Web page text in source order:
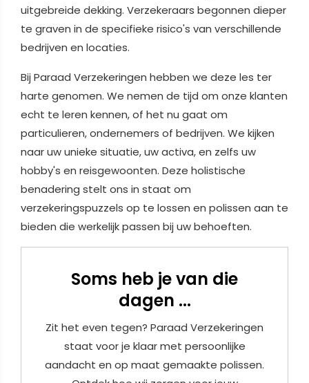
uitgebreide dekking. Verzekeraars begonnen dieper
te graven in de specifieke risico's van verschillende
bedrijven en locaties.
Bij Paraad Verzekeringen hebben we deze les ter
harte genomen. We nemen de tijd om onze klanten
echt te leren kennen, of het nu gaat om
particulieren, ondernemers of bedrijven. We kijken
naar uw unieke situatie, uw activa, en zelfs uw
hobby's en reisgewoonten. Deze holistische
benadering stelt ons in staat om
verzekeringspuzzels op te lossen en polissen aan te
bieden die werkelijk passen bij uw behoeften.
Soms heb je van die
dagen ...
Zit het even tegen? Paraad Verzekeringen
staat voor je klaar met persoonlijke
aandacht en op maat gemaakte polissen.